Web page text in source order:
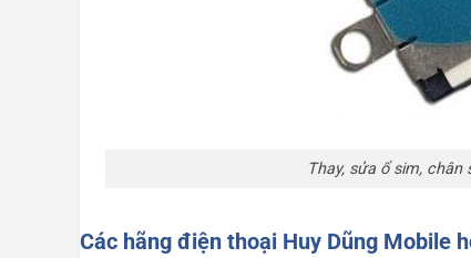
Thay, sửa ổ sim,
Các hãng điện thoại Huy Dũng Mobile